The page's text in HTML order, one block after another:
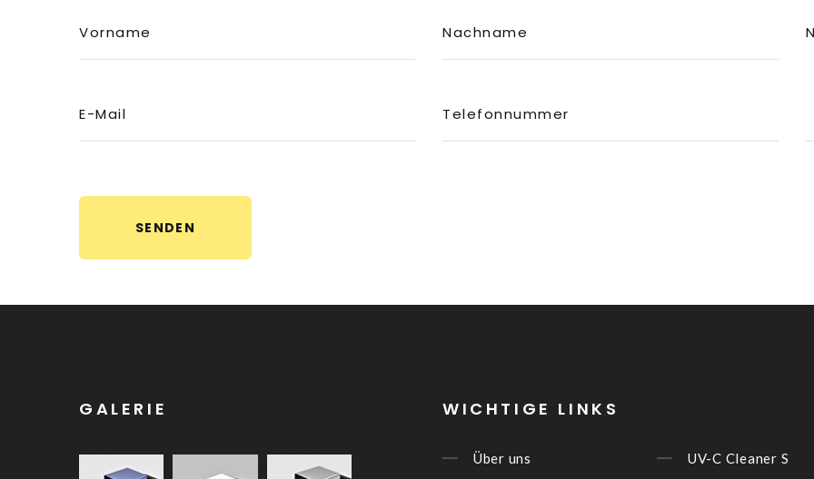
Vorname Nachname
E-Mail Telefonnummer
SENDEN
GALERIE WICHTIGE LINKS
Über uns
UV-C Cleaner S